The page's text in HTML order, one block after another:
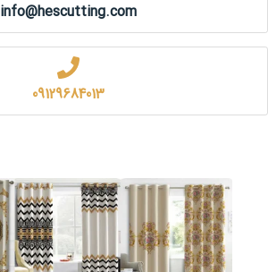
info@hescutting.com
09129684013